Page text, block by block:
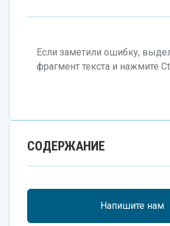
Если заметили ошибку,
фрагмент текста и нажмите
СОДЕРЖАНИЕ
Напишите нам